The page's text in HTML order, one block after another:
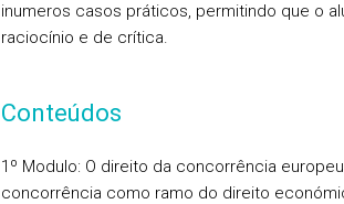
inumeros casos práticos, permitindo que o
raciocínio e de crítica.
Conteúdos
1º Modulo: O direito da concorrência
concorrência como ramo do direito